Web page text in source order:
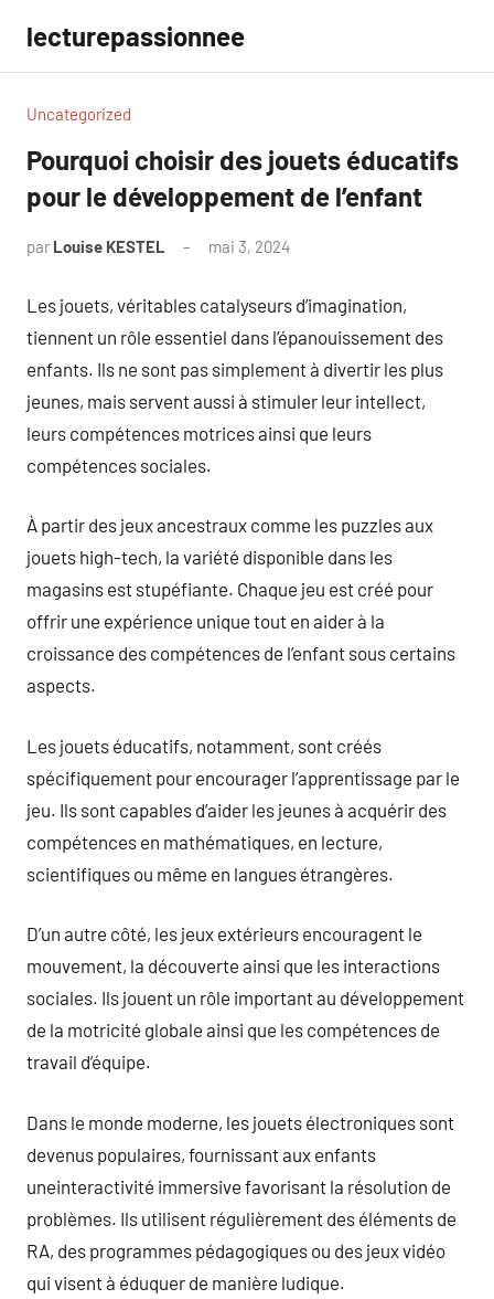
contenu
lecturepassionnee
Uncategorized
Pourquoi choisir des jouets éducatifs
pour le développement de l’enfant
par Louise KESTEL mai 3, 2024
Les jouets, véritables catalyseurs d’imagination,
tiennent un rôle essentiel dans l’épanouissement des
enfants. Ils ne sont pas simplement à divertir les plus
jeunes, mais servent aussi à stimuler leur intellect,
leurs compétences motrices ainsi que leurs
compétences sociales.
À partir des jeux ancestraux comme les puzzles aux
jouets high-tech, la variété disponible dans les
magasins est stupéfiante. Chaque jeu est créé pour
offrir une expérience unique tout en aider à la
croissance des compétences de l’enfant sous certains
aspects.
Les jouets éducatifs, notamment, sont créés
spécifiquement pour encourager l’apprentissage par le
jeu. Ils sont capables d’aider les jeunes à acquérir des
compétences en mathématiques, en lecture,
scientifiques ou même en langues étrangères.
D’un autre côté, les jeux extérieurs encouragent le
mouvement, la découverte ainsi que les interactions
sociales. Ils jouent un rôle important au développement
de la motricité globale ainsi que les compétences de
travail d’équipe.
Dans le monde moderne, les jouets électroniques sont
devenus populaires, fournissant aux enfants
uneinteractivité immersive favorisant la résolution de
problèmes. Ils utilisent régulièrement des éléments de
RA, des programmes pédagogiques ou des jeux vidéo
qui visent à éduquer de manière ludique.